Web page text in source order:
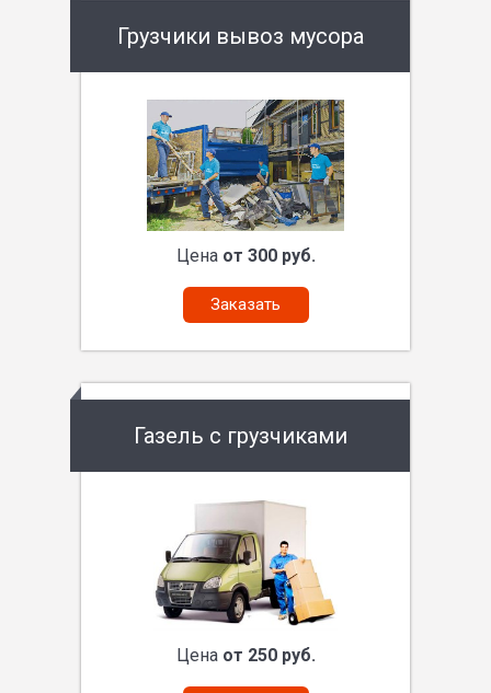
Грузчики вывоз мусора
Цена от 300 руб.
Заказать
Газель с грузчиками
Цена от 250 руб.